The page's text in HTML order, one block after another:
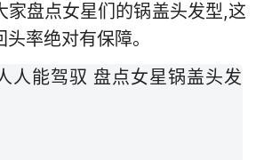
家盘点女星们的锅盖头发型,这
率绝对有保障。